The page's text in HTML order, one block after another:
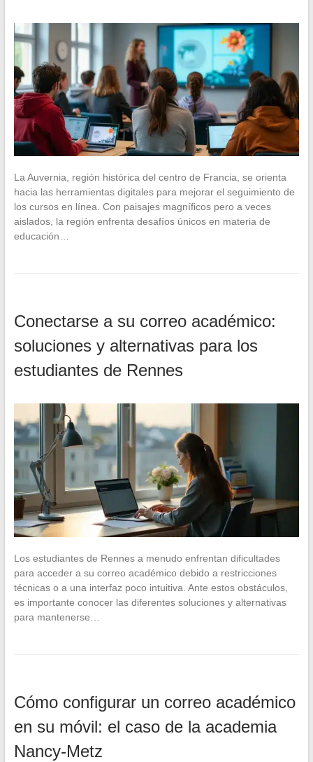
La Auvernia, región histórica del centro de Francia, se orienta
hacia las herramientas digitales para mejorar el seguimiento de
los cursos en línea. Con paisajes magníficos pero a veces
aislados, la región enfrenta desafíos únicos en materia de
educación…
Conectarse a su correo académico:
soluciones y alternativas para los
estudiantes de Rennes
Los estudiantes de Rennes a menudo enfrentan dificultades
para acceder a su correo académico debido a restricciones
técnicas o a una interfaz poco intuitiva. Ante estos obstáculos,
es importante conocer las diferentes soluciones y alternativas
para mantenerse…
Cómo configurar un correo académico
en su móvil: el caso de la academia
Nancy-Metz